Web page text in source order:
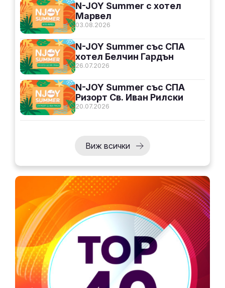
03.08.2026
N-JOY Summer с хотел
Марвел
26.07.2026
N-JOY Summer със СПА
хотел Белчин Гардън
20.07.2026
N-JOY Summer със СПА
Ризорт Св. Иван Рилски
Виж всички